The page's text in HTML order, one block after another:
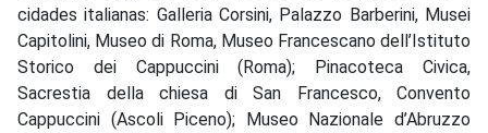
cidades italianas: Galleria Corsini, Palazzo Barberini, Musei
Capitolini, Museo di Roma, Museo Francescano dell’Istituto
Storico dei Cappuccini (Roma); Pinacoteca Civica,
Sacrestia della chiesa di San Francesco, Convento
Cappuccini (Ascoli Piceno); Museo Nazionale d’Abruzzo